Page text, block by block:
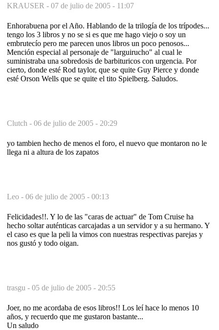
KRAUSER - 07 de julio de 2005 - 11:07
Enhorabuena por el Año. Hablando de la trilogía de los trípodes...
tengo los 3 libros y no se si es que me hago viejo o soy un
embrutecío pero me parecen unos libros un poco penosos...
Mención especial al personaje de "larguirucho" al cual le
suministraba una sobredosis de barbituricos con urgencia. Por
cierto, donde esté Rod taylor, que se quite Guy Pierce y donde
esté Orson Wells que se quite el tito Spielberg. Saludos.
Clutch - 06 de julio de 2005 - 20:29
yo tambien hecho de menos el foro, el nuevo que montaron no le
llega ni a altura de los zapatos
Leo - 06 de julio de 2005 - 00:13
Felicidades!!. Y lo de las "caras de actuar" de Tom Cruise ha
hecho soltar auténticas carcajadas a un servidor y a su hermano. Y
el caso es que la peli la vimos con nuestras respectivas parejas y
nos gustó y todo oigan.
trasgu - 05 de julio de 2005 - 20:55
Joer, no me acordaba de esos libros!! Los leí hace lo menos 10
años, y recuerdo que me gustaron bastante...
Un saludo